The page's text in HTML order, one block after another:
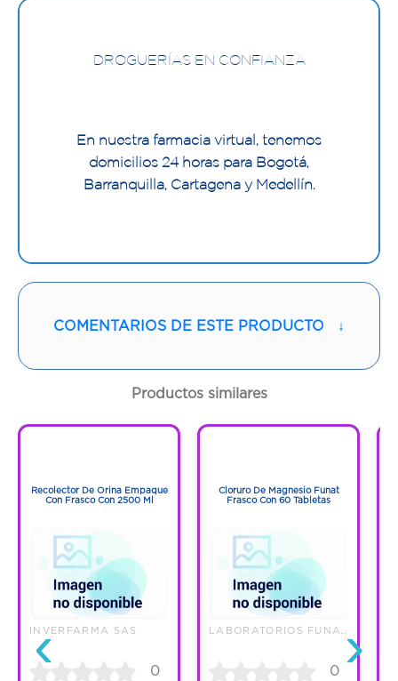
DROGUERÍAS EN CONFIANZA
En nuestra farmacia virtual, tenemos
domicilios 24 horas para Bogotá,
Barranquilla, Cartagena y Medellín.
COMENTARIOS DE ESTE PRODUCTO ↓
Productos similares
‹
Recolector De Orina Empaque
Con Frasco Con 2500 Ml
INVERFARMA SAS
0
Cloruro De Magnesio Funat
Frasco Con 60 Tabletas
0 ›